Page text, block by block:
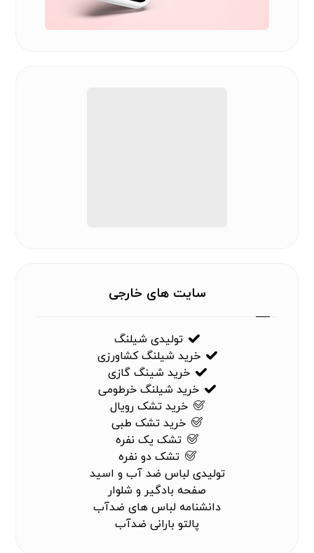
سایت های خارجی
تولیدی شیلنگ
خرید شیلنگ کشاورزی
خرید شینگ گازی
خرید شیلنگ خرطومی
خرید تشک رویال
خرید تشک طبی
تشک یک نفره
تشک دو نفره
تولیدی لباس ضد آب و اسید
صفحه بادگیر و شلوار
دانشنامه لباس های ضدآب
پالتو بارانی ضدآب